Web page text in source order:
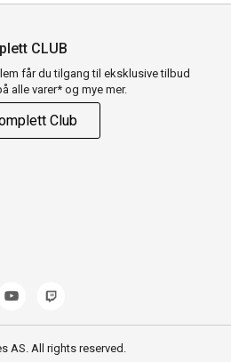
CLUB
får du tilgang til eksklusive tilbud
alle varer* og mye mer.
Club
AS. All rights reserved.